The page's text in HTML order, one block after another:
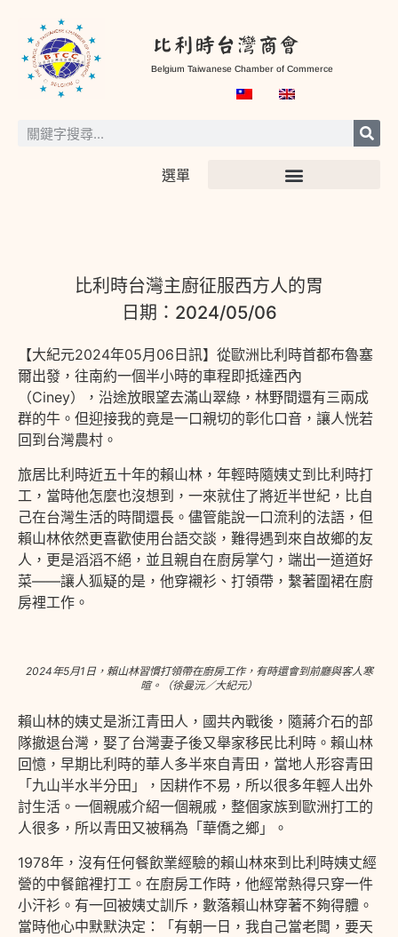
比利時台灣商會
Belgium Taiwanese Chamber of Commerce
選單
比利時台灣主廚征服西方人的胃
日期：2024/05/06
【大紀元2024年05月06日訊】從歐洲比利時首都布魯塞
爾出發，往南約一個半小時的車程即抵達西內
（Ciney），沿途放眼望去滿山翠綠，林野間還有三兩成
群的牛。但迎接我的竟是一口親切的彰化口音，讓人恍若
回到台灣農村。
旅居比利時近五十年的賴山林，年輕時隨姨丈到比利時打
工，當時他怎麼也沒想到，一來就住了將近半世紀，比自
己在台灣生活的時間還長。儘管能說一口流利的法語，但
賴山林依然更喜歡使用台語交談，難得遇到來自故鄉的友
人，更是滔滔不絕，並且親自在廚房掌勺，端出一道道好
菜——讓人狐疑的是，他穿襯衫、打領帶，繫著圍裙在廚
房裡工作。
2024年5月1日，賴山林習慣打領帶在廚房工作，有時還會到前廳與客人寒
暄。（徐曼沅／大紀元）
賴山林的姨丈是浙江青田人，國共內戰後，隨蔣介石的部
隊撤退台灣，娶了台灣妻子後又舉家移民比利時。賴山林
回憶，早期比利時的華人多半來自青田，當地人形容青田
「九山半水半分田」，因耕作不易，所以很多年輕人出外
討生活。一個親戚介紹一個親戚，整個家族到歐洲打工的
人很多，所以青田又被稱為「華僑之鄉」。
1978年，沒有任何餐飲業經驗的賴山林來到比利時姨丈經
營的中餐館裡打工。在廚房工作時，他經常熱得只穿一件
小汗衫。有一回被姨丈訓斥，數落賴山林穿著不夠得體。
當時他心中默默決定：「有朝一日，我自己當老闆，要天